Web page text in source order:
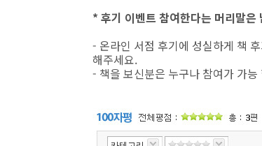
* 후기 이벤트 참여한다는 머리말
- 온라인 서점 후기에 성실하게 책
해주세요.
- 책을 보신분은 누구나 참여가 가능